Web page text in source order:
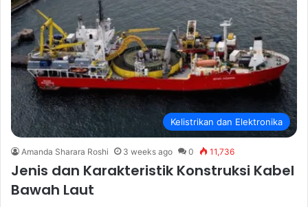
Kelistrikan dan Elektronika
Amanda Sharara Roshi 3 weeks ago 0 11,736
Jenis dan Karakteristik Konstruksi Kabel
Bawah Laut